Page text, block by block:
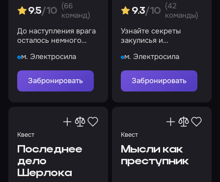
9.5/10
(66
команд)
До наступления врага
осталось немного
м. Электросила
Забронировать
9.3/10
(42
команды)
Узнайте секреты
закулисья и
темным тайнам
режиссера
м. Электросила
Забронировать
Квест
Последнее
дело
Шерлока
Квест
Мысли как
преступник